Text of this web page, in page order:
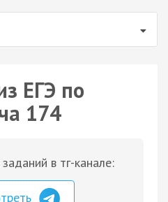
ЕГЭ по
174
в тг-канале: